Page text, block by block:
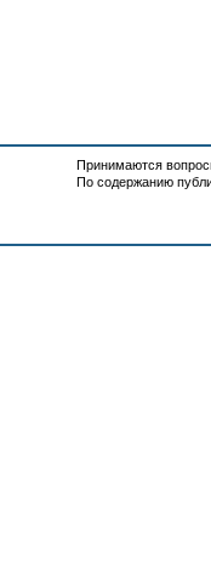
Принимаются
По содержанию